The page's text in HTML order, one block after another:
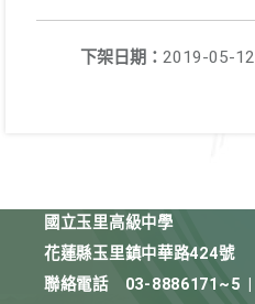
下架日期： 2019-05-12
國立玉里高級中學
花蓮縣玉里鎮中華路424號
聯絡電話
03-8886171~5